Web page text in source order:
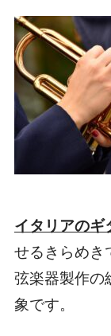
イタリアのギ
せるきらめき
弦楽器製作の
象です。